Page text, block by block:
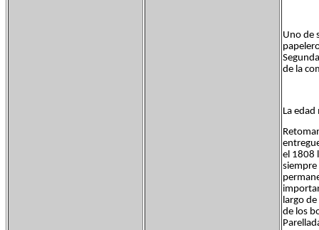
Uno de
de la
La
el 1808
siempre
largo
de los